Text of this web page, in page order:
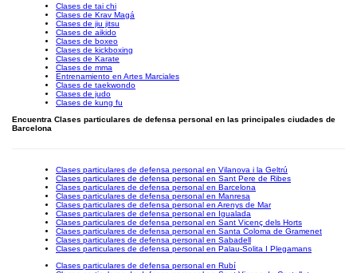
Clases de tai chi
Clases de Krav Magá
Clases de jiu jitsu
Clases de aikido
Clases de boxeo
Clases de kickboxing
Clases de Karate
Clases de mma
Entrenamiento en Artes Marciales
Clases de taekwondo
Clases de judo
Clases de kung fu
Encuentra Clases particulares de defensa personal en las principales ciudades de
Barcelona
Clases particulares de defensa personal en Vilanova i la Geltrú
Clases particulares de defensa personal en Sant Pere de Ribes
Clases particulares de defensa personal en Barcelona
Clases particulares de defensa personal en Manresa
Clases particulares de defensa personal en Arenys de Mar
Clases particulares de defensa personal en Igualada
Clases particulares de defensa personal en Sant Vicenç dels Horts
Clases particulares de defensa personal en Santa Coloma de Gramenet
Clases particulares de defensa personal en Sabadell
Clases particulares de defensa personal en Palau-Solita I Plegamans
Clases particulares de defensa personal en Rubí